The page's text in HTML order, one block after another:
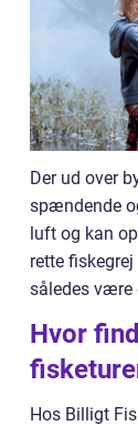
Der ud over
spændende
luft og kan
rette
således være
Hvor
Hos Billigt